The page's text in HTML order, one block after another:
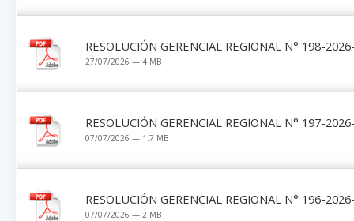
RESOLUCIÓN GERENCIAL REGIONAL N° 198-
27/07/2026 — 4 MB
RESOLUCIÓN GERENCIAL REGIONAL N° 197-
07/07/2026 — 1.7 MB
RESOLUCIÓN GERENCIAL REGIONAL N° 196-
07/07/2026 — 2 MB